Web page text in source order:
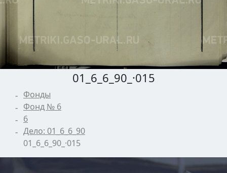
01_6_6_90_·015
Фонды
Фонд № 6
6
Дело: 01_6_6_90
01_6_6_90_·015